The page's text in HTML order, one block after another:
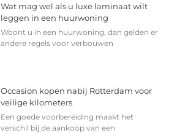
Wat mag wel als u luxe laminaat wilt
leggen in een huurwoning
Woont u in een huurwoning, dan gelden er
andere regels voor verbouwen
Occasion kopen nabij Rotterdam voor
veilige kilometers
Een goede voorbereiding maakt het
verschil bij de aankoop van een